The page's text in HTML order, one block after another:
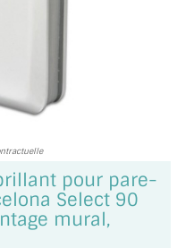
pour pare-
Select 90
mural,